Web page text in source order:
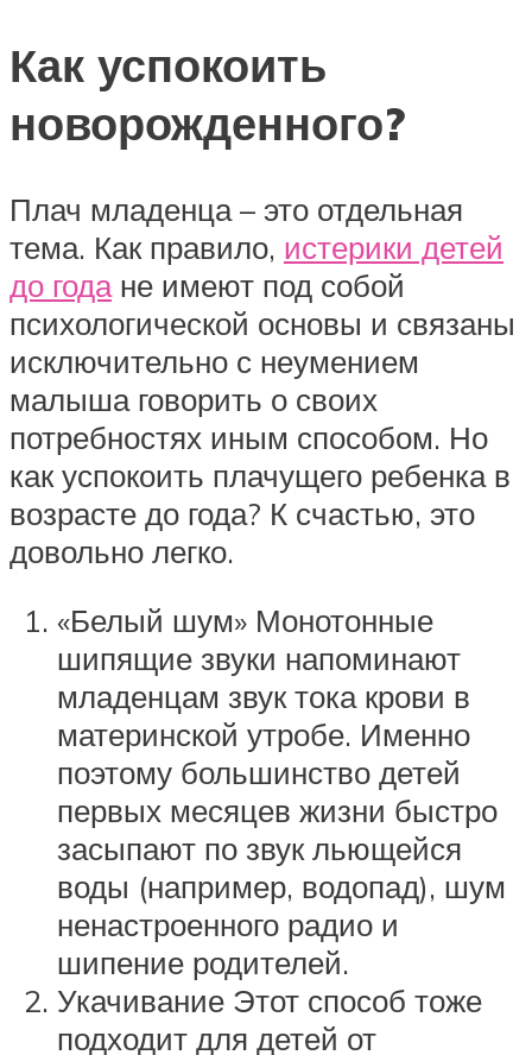
Как успокоить
новорожденного?
Плач младенца – это отдельная
тема. Как правило, истерики детей
до годане имеют под собой
психологической основы и связаны
исключительно с неумением
малыша говорить о своих
потребностях иным способом. Но
как успокоить плачущего ребенка в
возрасте до года? К счастью, это
довольно легко.
«Белый шум» Монотонные
шипящие звуки напоминают
младенцам звук тока крови в
материнской утробе. Именно
поэтому большинство детей
первых месяцев жизни быстро
засыпают по звук льющейся
воды (например, водопад), шум
ненастроенного радио и
шипение родителей.
Укачивание Этот способ тоже
подходит для детей от